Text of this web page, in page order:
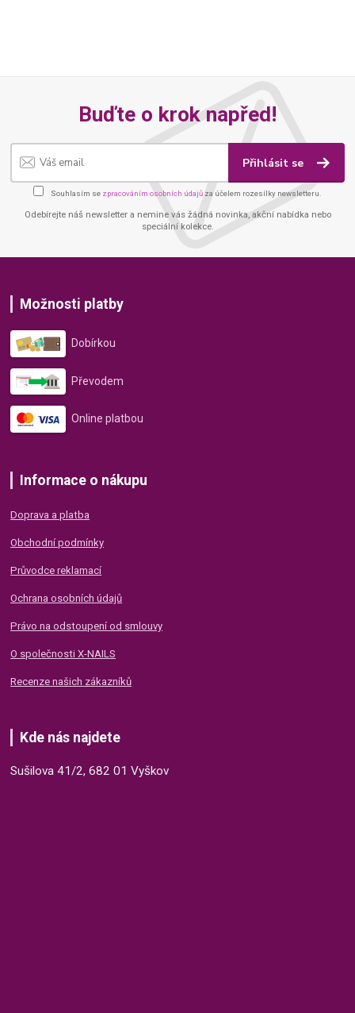
Buďte o krok napřed!
Přihlásit se
Souhlasím se zpracováním osobních údajů za účelem rozesílky newsletteru.
Odebírejte náš newsletter a nemine vás žádná novinka, akční nabídka nebo
speciální kolekce.
Možnosti platby
Dobírkou
Převodem
Online platbou
Informace o nákupu
Doprava a platba
Obchodní podmínky
Průvodce reklamací
Ochrana osobních údajů
Právo na odstoupení od smlouvy
O společnosti X-NAILS
Recenze našich zákazníků
Kde nás najdete
Sušilova 41/2, 682 01 Vyškov